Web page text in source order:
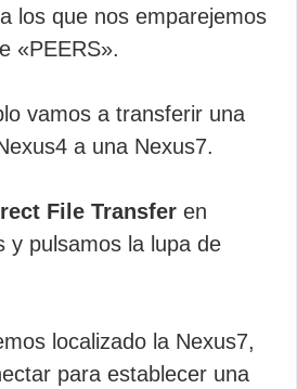
los que nos emparejemos
«PEERS».
vamos a transferir una
a una Nexus7.
File Transfer en
y pulsamos la lupa de
localizado la Nexus7,
para establecer una